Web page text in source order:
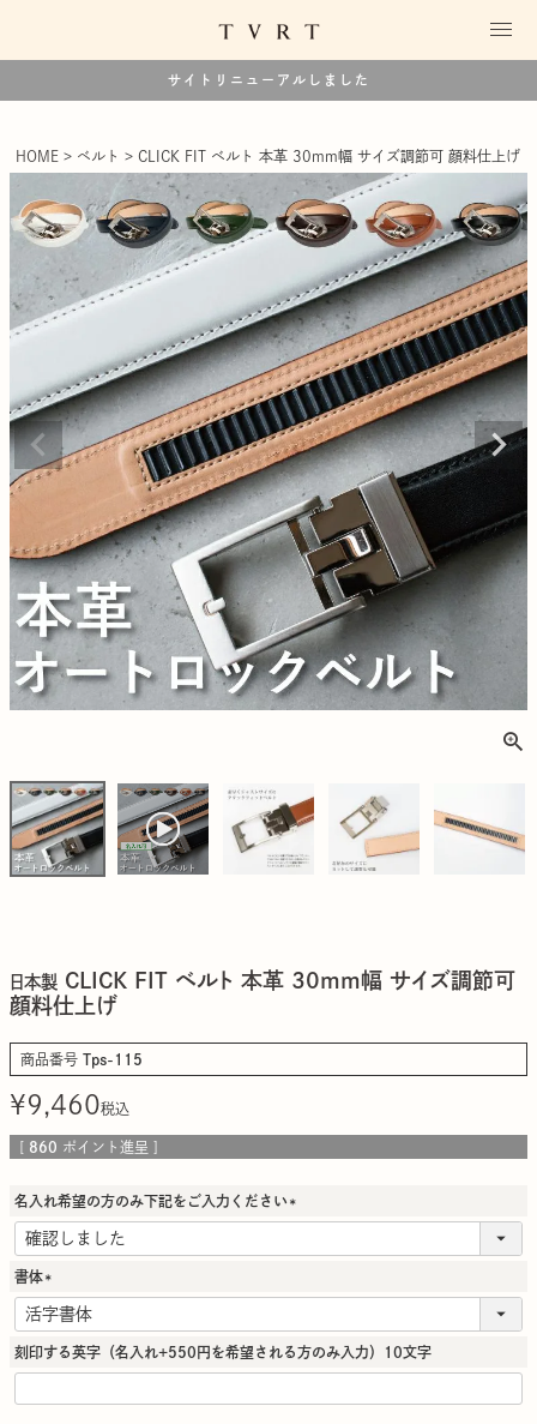
サイトリニューアルしました
HOME ベルト CLICK FIT ベルト 本革 30mm幅 サイズ調節可 顔料仕上げ
日本製 CLICK FIT ベルト 本革 30mm幅 サイズ調節可
顔料仕上げ
商品番号 Tps-115
¥9,460税込
[ 860 ポイント進呈 ]
名入れ希望の方のみ下記をご入力ください
書体
必
須
刻印する英字（名入れ+550円を希望される方のみ入力）10文字